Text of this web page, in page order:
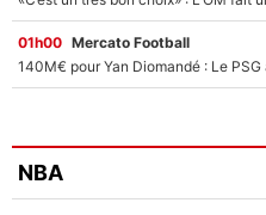
01h00 Mercato Football
NBA